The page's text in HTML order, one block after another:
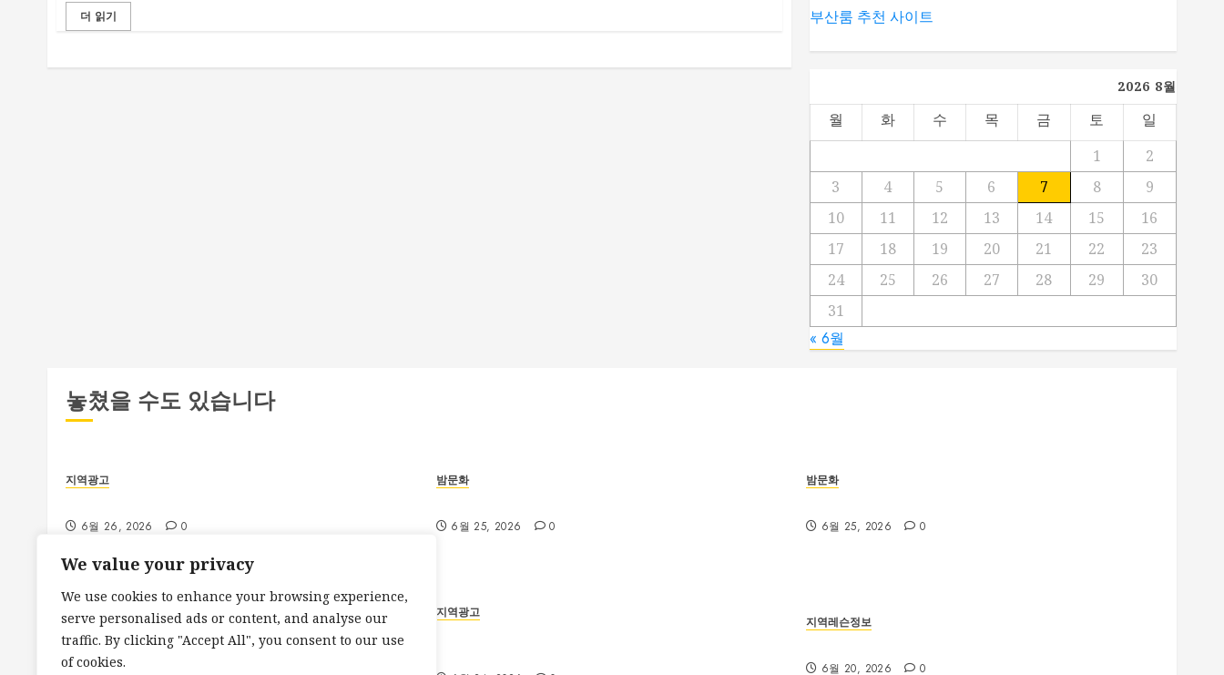
We value your privacy
We use cookies to enhance your browsing experience,
serve personalised ads or content, and analyse our
traffic. By clicking "Accept All", you consent to our use
of cookies.
더 읽기 부산룸 추천 사이트
2026 8월
월 화 수 목 금 토
일
1
2
3
4 5 6 7 8
9
10
11 12 13 14 15
16
17
18 19 20 21 22
23
24
25 26 27 28 29
30
31
« 6월
놓쳤을 수도 있습니다
지역광고
6월 26, 2026 0
밤문화
6월 25, 2026 0
밤문화
6월 25, 2026 0
지역광고
대전 봉명동 룸싸롱 시설과 분위기 비교 가이드
6월 25, 2026
지역광고
지역레슨정보
6월 20, 2026 0